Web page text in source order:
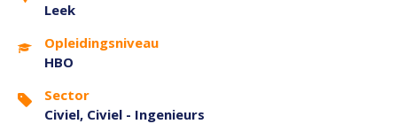
Leek
Opleidingsniveau
HBO
Sector
Civiel, Civiel - Ingenieurs